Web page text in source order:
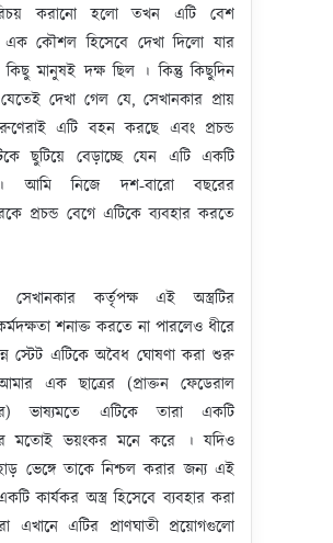
করানো হলো তখন এটি বেশ
এক কৌশল হিসেবে দেখা দিলো যার
মানুষই দক্ষ ছিল । কিন্তু কিছুদিন
দেখা গেল যে, সেখানকার প্রায়
এটি বহন করছে এবং প্রচন্ড
ছুটিয়ে বেড়াচ্ছে যেন এটি একটি
আমি নিজে দশ-বারো বছরের
প্রচন্ড বেগে এটিকে ব্যবহার করতে
সেখানকার কর্তৃপক্ষ এই অস্ত্রটির
শনাক্ত করতে না পারলেও ধীরে
স্টেট এটিকে অবৈধ ঘোষণা করা শুরু
এক ছাত্রের (প্রাক্তন ফেডেরাল
ভাষ্যমতে এটিকে তারা একটি
মতোই ভয়ংকর মনে করে । যদিও
হাড় ভেঙ্গে তাকে নিশ্চল করার জন্য এই
কার্যকর অস্ত্র হিসেবে ব্যবহার করা
এখানে এটির প্রাণঘাতী প্রয়োগগুলো